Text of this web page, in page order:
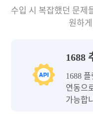
수입 시 복잡했던 문제
원하
1688
1688
연동으
가능합